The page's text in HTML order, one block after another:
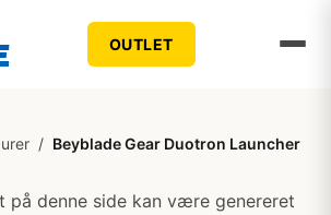
OUTLET
/ Beyblade Gear Duotron Launcher
på denne side kan være genereret